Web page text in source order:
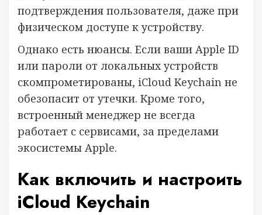
подтверждения пользователя, даже при
физическом доступе к устройству.
Однако есть нюансы. Если ваши Apple ID
или пароли от локальных устройств
скомпрометированы, iCloud Keychain не
обезопасит от утечки. Кроме того,
встроенный менеджер не всегда
работает с сервисами, за пределами
экосистемы Apple.
Как включить и настроить
iCloud Keychain